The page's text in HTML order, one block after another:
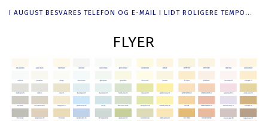
I AUGUST BESVARES TELEFON OG E-MAIL I LIDT ROLIGERE TEMPO...
FLYER